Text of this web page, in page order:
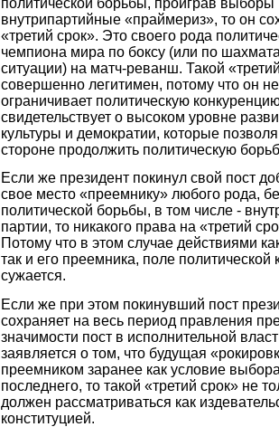
политической борьбы, проиграв выборы
внутрипартийные «праймериз», то он
«третий срок». Это своего рода
чемпиона мира по боксу (или по
ситуации) на матч-реванш. Такой
совершенно легитимен, потому что он
ограничивает политическую
свидетельствует о высоком уровне
культуры и демократии, которые
стороне продолжить политическую
Если же президент покинул свой пост
свое место «преемнику» любого рода,
политической борьбы, в том числе -
партии, то никакого права на «третий
Потому что в этом случае действиями
так и его преемника, поле политической
сужается.
Если же при этом покинувший пост
сохраняет на весь период правления
значимости пост в исполнительной
заявляется о том, что будущая
преемником заранее как условие
последнего, то такой «третий срок» не
должен рассматриваться как
конституцией.